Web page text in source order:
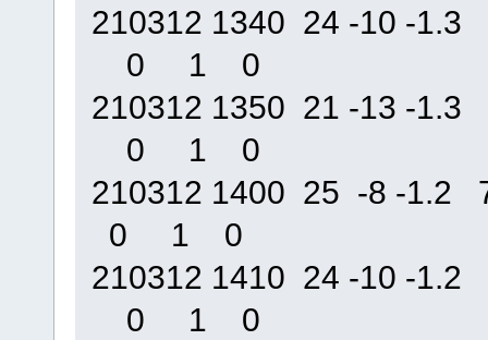
210312 1340 24 -10 -
0 1 0
210312 1350 21 -13 -
0 1 0
210312 1400 25 -8 -
0 1 0
210312 1410 24 -10 -
0 1 0